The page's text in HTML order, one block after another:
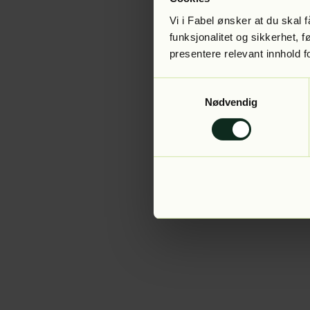
Vi i Fabel ønsker at du skal
funksjonalitet og sikkerhet,
presentere relevant innhold
Nødvendig
Application